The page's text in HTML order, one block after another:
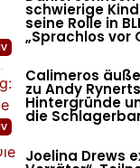
Hits für
steht jetzt
schwierige
seine Rolle in
„Sprachlos vor
Calimeros
zu Andy
Hintergründe
die
Joelina Drews